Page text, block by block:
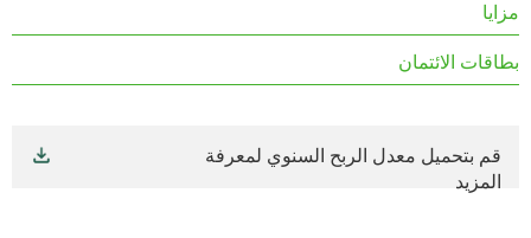
مزايا
بطاقات الائتمان
قم بتحميل معدل الربح السنوي لمعرفة
المزيد